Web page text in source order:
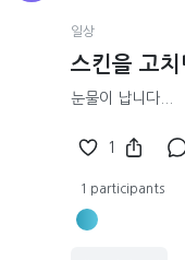
일상
스킨을 고
눈물이 납니다...
1
1 participants